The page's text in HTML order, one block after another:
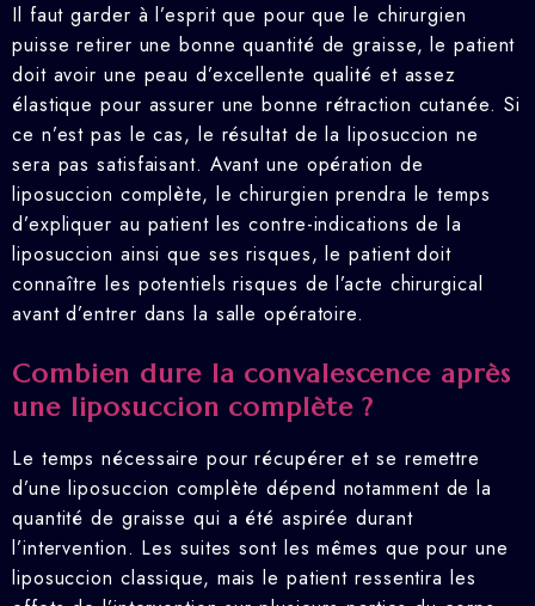
Il faut garder à l’esprit que pour que le chirurgien
puisse retirer une bonne quantité de graisse, le patient
doit avoir une peau d’excellente qualité et assez
élastique pour assurer une bonne rétraction cutanée. Si
ce n’est pas le cas, le résultat de la liposuccion ne
sera pas satisfaisant. Avant une opération de
liposuccion complète, le chirurgien prendra le temps
d’expliquer au patient les contre-indications de la
liposuccion ainsi que ses risques, le patient doit
connaître les potentiels risques de l’acte chirurgical
avant d’entrer dans la salle opératoire.
Combien dure la convalescence après
une liposuccion complète ?
Le temps nécessaire pour récupérer et se remettre
d’une liposuccion complète dépend notamment de la
quantité de graisse qui a été aspirée durant
l’intervention. Les suites sont les mêmes que pour une
liposuccion classique, mais le patient ressentira les